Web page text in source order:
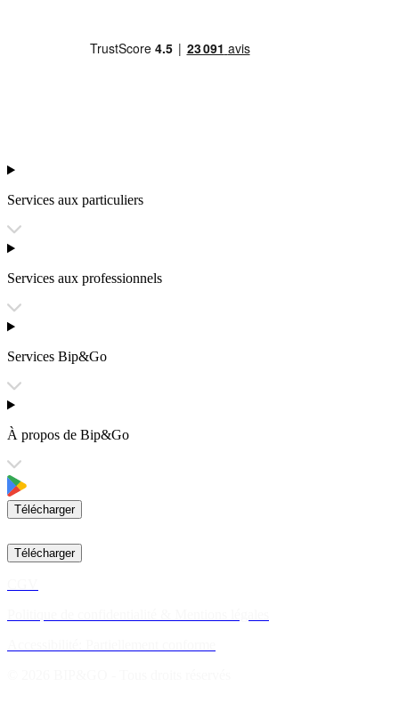
Services aux particuliers
Services aux professionnels
Services Bip&Go
À propos de Bip&Go
Télécharger
Télécharger